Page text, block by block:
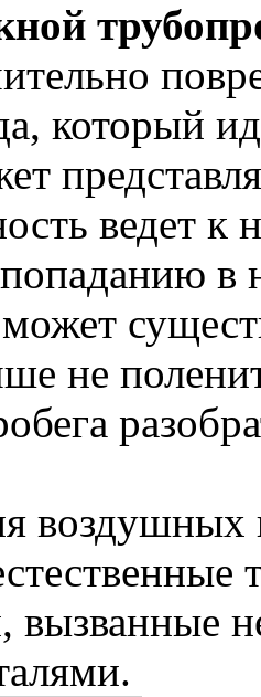
который
ведет
в
не
воздушных
вызванные